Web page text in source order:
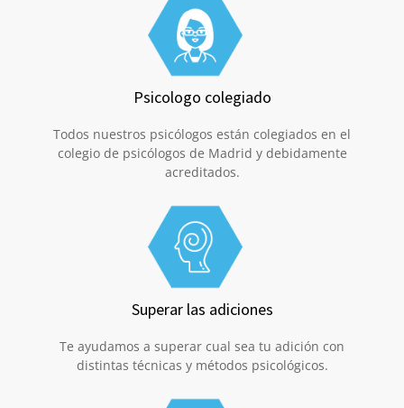
Psicologo colegiado
Todos nuestros psicólogos están colegiados en el
colegio de psicólogos de Madrid y debidamente
acreditados.
Superar las adiciones
Te ayudamos a superar cual sea tu adición con
distintas técnicas y métodos psicológicos.